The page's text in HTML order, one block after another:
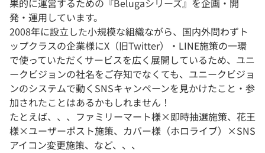
果的に運営するための『Belugaシリーズ』を企画・開
発・運用しています。
2008年に設立した小規模な組織ながら、国内外問わずト
ップクラスの企業様にX（旧Twitter）・LINE施策の一環
で使っていただくサービスを広く展開しているため、ユニ
ークビジョンの社名をご存知でなくても、ユニークビジョ
ンのシステムで動くSNSキャンペーンを見かけたこと・参
加されたことはあるかもしれません！
たとえば、、、ファミリーマート様×即時抽選施策、花王
様×ユーザーポスト施策、カバー様（ホロライブ）×SNS
アイコン変更施策、など、、、